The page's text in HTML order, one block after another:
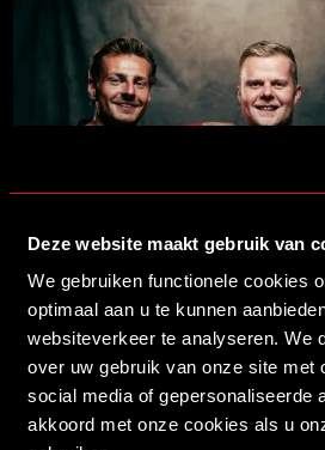
Deze website maakt gebruik van
We gebruiken functionele cookies
optimaal aan u te kunnen
websiteverkeer te analyseren. We
over uw gebruik van onze site met
social media of gepersonaliseerde
akkoord met onze cookies als u
16/07/2026 14:00
MYSTEEL NIEUWE NAAMGEVER VAN
LEES MEER